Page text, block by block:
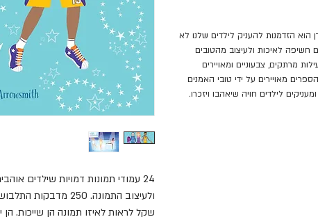
הוא הזדמנות להעניק לילדים שלנו לא
לאיכות ולעיצוב מהטובים
מרתקים, צבעוניים ומאויירים
מאויירים על ידי טובי האמנים
לילדים חויה שיאהבו ויזכרו.